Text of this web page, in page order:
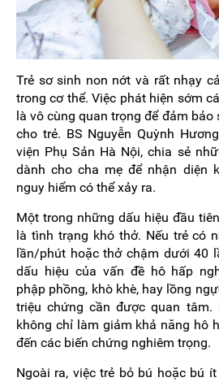
Trẻ sơ sinh non nớt và rất nhạy
trong cơ thể. Việc phát hiện sớm
là vô cùng quan trọng để đảm
cho trẻ. BS Nguyễn Quỳnh
viện Phụ Sản Hà Nội, chia sẻ
dành cho cha mẹ để nhận diện
nguy hiểm có thể xảy ra.
Một trong những dấu hiệu đầu
là tình trạng khó thở. Nếu trẻ có
lần/phút hoặc thở chậm dưới 40
dấu hiệu của vấn đề hô hấp
phập phồng, khò khè, hay lồng
triệu chứng cần được quan tâm.
không chỉ làm giảm khả năng hô
đến các biến chứng nghiêm trọng.
Ngoài ra, việc trẻ bỏ bú hoặc bú